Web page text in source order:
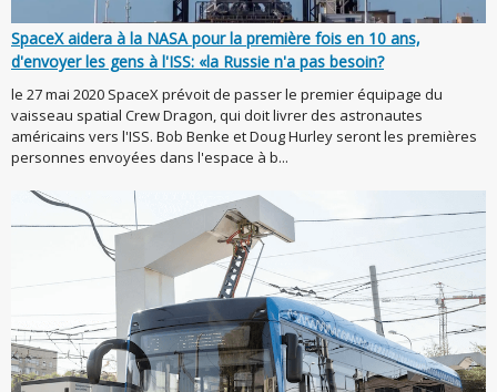
SpaceX aidera à la NASA pour la première fois en 10 ans,
d'envoyer les gens à l'ISS: «la Russie n'a pas besoin?
le 27 mai 2020 SpaceX prévoit de passer le premier équipage du
vaisseau spatial Crew Dragon, qui doit livrer des astronautes
américains vers l'ISS. Bob Benke et Doug Hurley seront les premières
personnes envoyées dans l'espace à b...